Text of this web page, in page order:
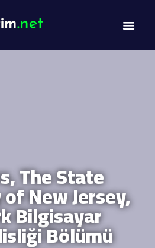
The State
New Jersey,
Bilgisayar
Bölümü